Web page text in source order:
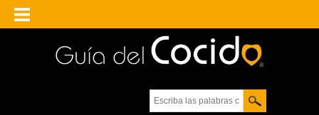
Escriba las palabras